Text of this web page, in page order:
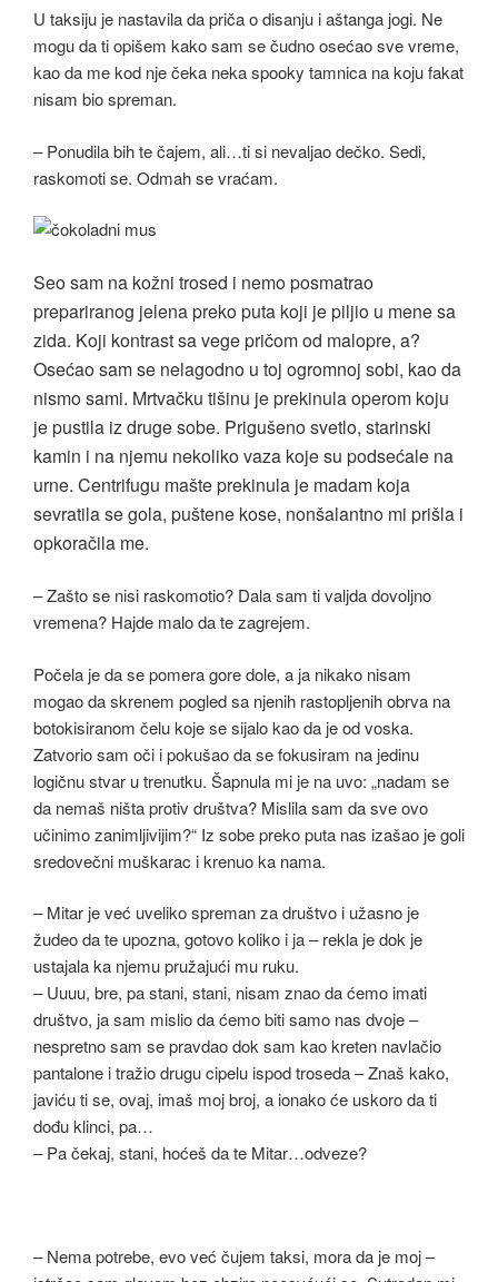
U taksiju je nastavila da priča o disanju i aštanga jogi. Ne
mogu da ti opišem kako sam se čudno osećao sve vreme,
kao da me kod nje čeka neka spooky tamnica na koju fakat
nisam bio spreman.
– Ponudila bih te čajem, ali…ti si nevaljao dečko. Sedi,
raskomoti se. Odmah se vraćam.
Seo sam na kožni trosed i nemo posmatrao
prepariranog jelena preko puta koji je piljio u mene sa
zida. Koji kontrast sa vege pričom od malopre, a?
Osećao sam se nelagodno u toj ogromnoj sobi, kao da
nismo sami. Mrtvačku tišinu je prekinula operom koju
je pustila iz druge sobe. Prigušeno svetlo, starinski
kamin i na njemu nekoliko vaza koje su podsećale na
urne. Centrifugu mašte prekinula je madam koja
sevratila se gola, puštene kose, nonšalantno mi prišla i
opkoračila me.
– Zašto se nisi raskomotio? Dala sam ti valjda dovoljno
vremena? Hajde malo da te zagrejem.
Počela je da se pomera gore dole, a ja nikako nisam
mogao da skrenem pogled sa njenih rastopljenih obrva na
botokisiranom čelu koje se sijalo kao da je od voska.
Zatvorio sam oči i pokušao da se fokusiram na jedinu
logičnu stvar u trenutku. Šapnula mi je na uvo: „nadam se
da nemaš ništa protiv društva? Mislila sam da sve ovo
učinimo zanimljivijim?“ Iz sobe preko puta nas izašao je goli
sredovečni muškarac i krenuo ka nama.
– Mitar je već uveliko spreman za društvo i užasno je
žudeo da te upozna, gotovo koliko i ja – rekla je dok je
ustajala ka njemu pružajući mu ruku.
– Uuuu, bre, pa stani, stani, nisam znao da ćemo imati
društvo, ja sam mislio da ćemo biti samo nas dvoje –
nespretno sam se pravdao dok sam kao kreten navlačio
pantalone i tražio drugu cipelu ispod troseda – Znaš kako,
javiću ti se, ovaj, imaš moj broj, a ionako će uskoro da ti
dođu klinci, pa…
– Pa čekaj, stani, hoćeš da te Mitar…odveze?
– Nema potrebe, evo već čujem taksi, mora da je moj –